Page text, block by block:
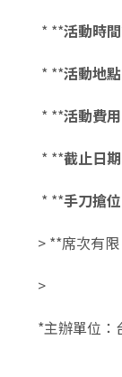
* **活動時
* **活動地點
* **活動費用
* **截止日期
* **手刀搶位
> **席次有
>
*主辦單位：